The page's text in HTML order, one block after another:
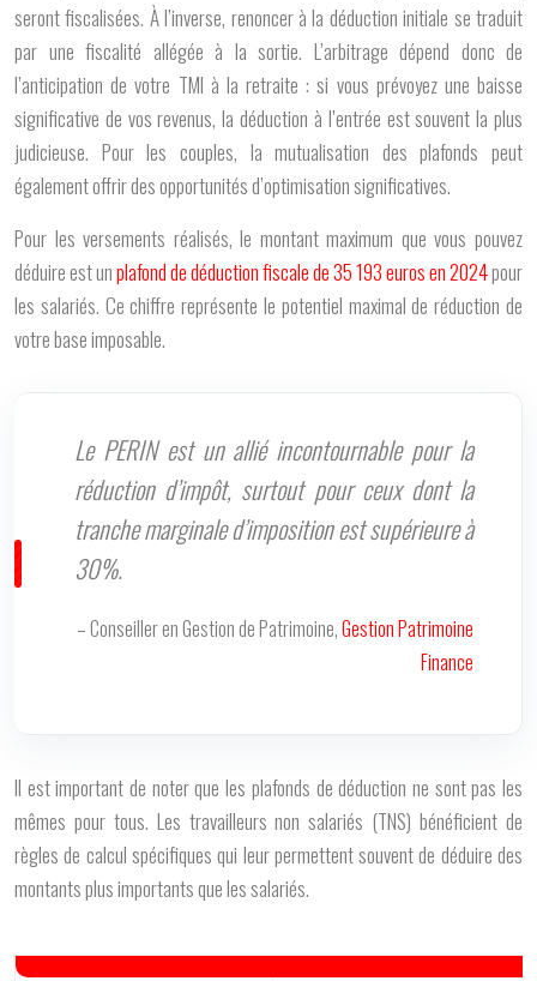
seront fiscalisées. À l’inverse, renoncer à la déduction initiale se traduit
par une fiscalité allégée à la sortie. L’arbitrage dépend donc de
l’anticipation de votre TMI à la retraite : si vous prévoyez une baisse
significative de vos revenus, la déduction à l’entrée est souvent la plus
judicieuse. Pour les couples, la mutualisation des plafonds peut
également offrir des opportunités d’optimisation significatives.
Pour les versements réalisés, le montant maximum que vous pouvez
déduire est unplafond de déduction fiscale de 35 193 euros en 2024pour
les salariés. Ce chiffre représente le potentiel maximal de réduction de
votre base imposable.
Le PERIN est un allié incontournable pour la
réduction d’impôt, surtout pour ceux dont la
tranche marginale d’imposition est supérieure à
30%.
– Conseiller en Gestion de Patrimoine,Gestion Patrimoine
Finance
Il est important de noter que les plafonds de déduction ne sont pas les
mêmes pour tous. Les travailleurs non salariés (TNS) bénéficient de
règles de calcul spécifiques qui leur permettent souvent de déduire des
montants plus importants que les salariés.